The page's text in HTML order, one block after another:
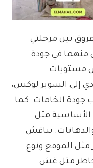
بين مرحلتي
في جودة
مستويات
إلى السوبر لوكس،
جودة الخامات. كما
الأساسية مثل
يناقش
مثل الموقع ونوع
مثل غش